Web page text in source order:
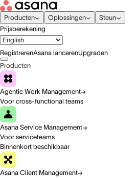
Producten Oplossingen
Steun
Prijsberekening
RegistrerenAsana lancerenUpgraden
Producten
Agentic Work Management
Voor cross-functional teams
Asana Service Management
Voor serviceteams
Binnenkort beschikbaar
Asana Client Management